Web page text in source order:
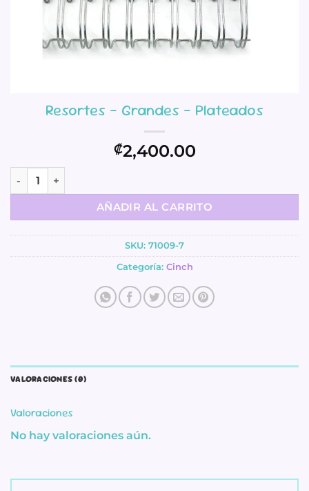
Resortes – Grandes – Plateados
₡2,400.00
Resortes - Grandes - Plateados cantidad
AÑADIR AL CARRITO
SKU: 71009-7
Categoría: Cinch
VALORACIONES (0)
Valoraciones
No hay valoraciones aún.